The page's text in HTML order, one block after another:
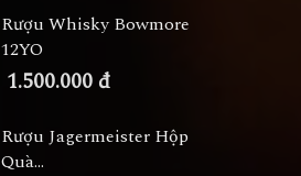
Rượu Whisky Bowmore
12YO
1.500.000 đ
Rượu Jagermeister Hộp
Quà...